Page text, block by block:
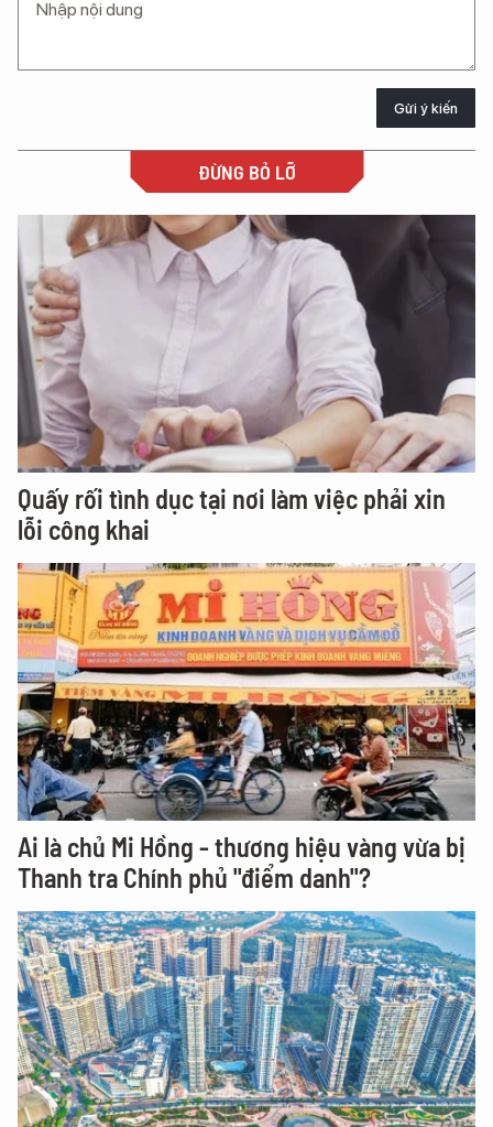
Gửi ý kiến
ĐỪNG BỎ LỠ
Quấy rối tình dục tại nơi làm việc phải xin
lỗi công khai
Ai là chủ Mi Hồng - thương hiệu vàng vừa bị
Thanh tra Chính phủ "điểm danh"?